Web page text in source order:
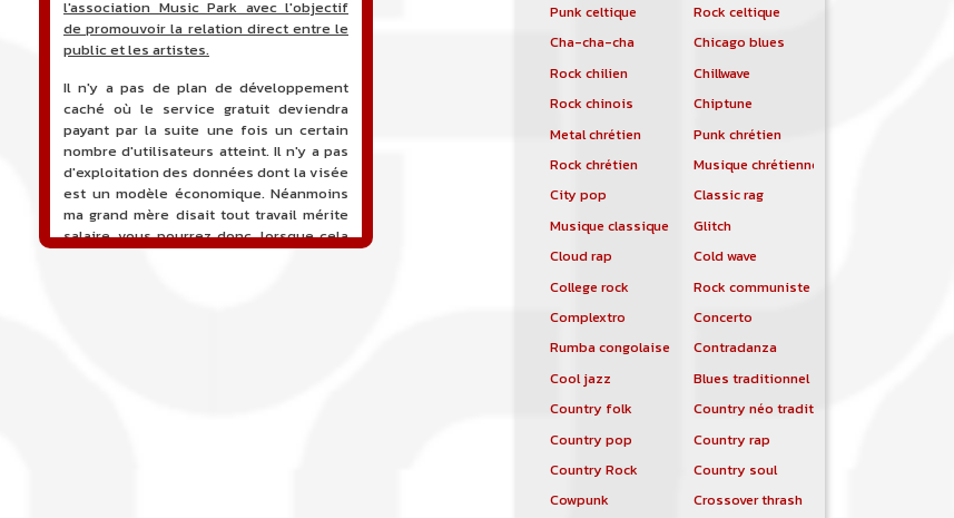
Punk celtique
Rock celtique
Cha-cha-cha
Chicago blues
Rock chilien
Chillwave
Rock chinois
Chiptune
Metal chrétien
Punk chrétien
Rock chrétien
Musique chrétienne contemporaine
City pop
Classic rag
Musique classique
Glitch
Cloud rap
Cold wave
College rock
Rock communiste
Complextro
Concerto
Rumba congolaise
Contradanza
Cool jazz
Blues traditionnel
Country folk
Country néo traditionnelle
Country pop
Country rap
Country Rock
Country soul
Cowpunk
Crossover thrash
l'association Music Park avec l'objectif
de promouvoir la relation direct entre le
public et les artistes.
Il n'y a pas de plan de développement
caché où le service gratuit deviendra
payant par la suite une fois un certain
nombre d'utilisateurs atteint. Il n'y a pas
d'exploitation des données dont la visée
est un modèle économique. Néanmoins
ma grand mère disait tout travail mérite
salaire, vous pourrez donc, lorsque cela